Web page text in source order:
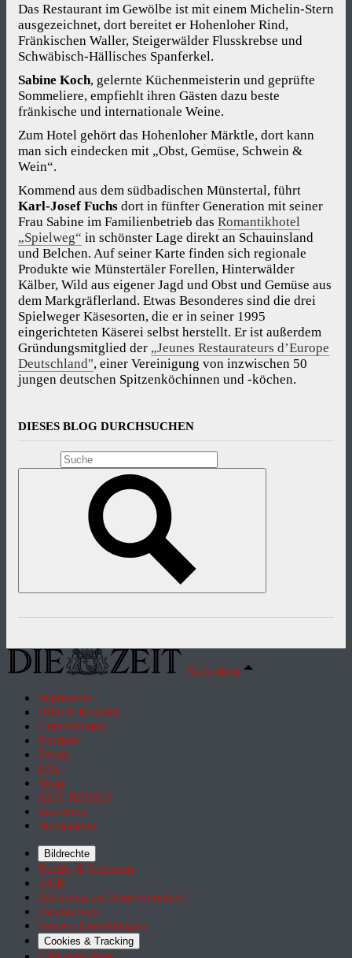
Das Restaurant im Gewölbe ist mit einem Michelin-Stern
ausgezeichnet, dort bereitet er Hohenloher Rind,
Fränkischen Waller, Steigerwälder Flusskrebse und
Schwäbisch-Hällisches Spanferkel.
Sabine Koch, gelernte Küchenmeisterin und geprüfte
Sommeliere, empfiehlt ihren Gästen dazu beste
fränkische und internationale Weine.
Zum Hotel gehört das Hohenloher Märktle, dort kann
man sich eindecken mit „Obst, Gemüse, Schwein &
Wein“.
Kommend aus dem südbadischen Münstertal, führt
Karl-Josef Fuchs dort in fünfter Generation mit seiner
Frau Sabine im Familienbetrieb das Romantikhotel
„Spielweg“ in schönster Lage direkt an Schauinsland
und Belchen. Auf seiner Karte finden sich regionale
Produkte wie Münstertäler Forellen, Hinterwälder
Kälber, Wild aus eigener Jagd und Obst und Gemüse aus
dem Markgräflerland. Etwas Besonderes sind die drei
Spielweger Käsesorten, die er in seiner 1995
eingerichteten Käserei selbst herstellt. Er ist außerdem
Gründungsmitglied der „Jeunes Restaurateurs d’Europe
Deutschland", einer Vereinigung von inzwischen 50
jungen deutschen Spitzenköchinnen und -köchen.
DIESES BLOG DURCHSUCHEN
Nach oben
Impressum
Hilfe & Kontakt
Unternehmen
Karriere
Presse
Jobs
Shop
ZEIT REISEN
Inserieren
Mediadaten
Bildrechte
Rechte & Lizenzen
AGB
Erklärung zur Barrierefreiheit
Datenschutz
Privacy Einstellungen
Cookies & Tracking